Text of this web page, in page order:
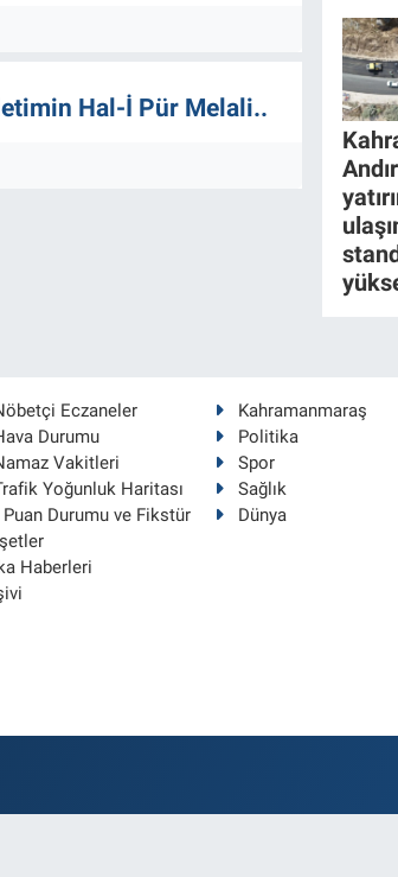
Hal-İ Pür Melali..
Eczaneler
Durumu
Vakitleri
Yoğunluk Haritası
Durumu ve Fikstür
Haberleri
Kahramanmaraş
Politika
Spor
Sağlık
Dünya